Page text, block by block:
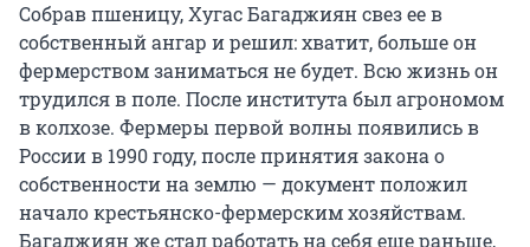
Собрав пшеницу, Хугас Багаджиян свез ее в
собственный ангар и решил: хватит, больше он
фермерством заниматься не будет. Всю жизнь он
трудился в поле. После института был агрономом
в колхозе. Фермеры первой волны появились в
Россиив 1990 году, после принятия закона о
собственности на землю — документ положил
начало крестьянско-фермерским хозяйствам.
Багаджиян же стал работать на себя еще раньше,